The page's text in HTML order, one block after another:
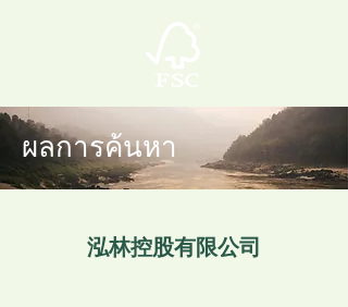
ผลการค้นหา
泓林控股有限公司